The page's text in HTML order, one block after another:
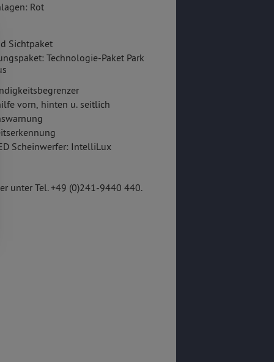
Rot
Sichtpaket
Technologie-Paket Park
vorn, hinten u. seitlich
Scheinwerfer: IntelliLux
unter Tel. +49 (0)241-9440 440.